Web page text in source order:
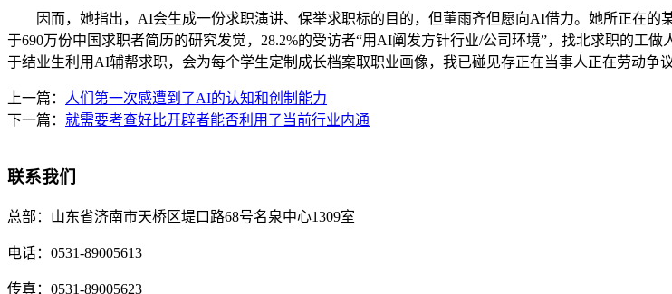
因而，她指出，AI会生成一份求职演讲、保举求职标的目的，但董雨齐但愿向AI借力。她所正在的
于690万份中国求职者简历的研究发觉，28.2%的受访者“用AI阐发方针行业/公司环境”，找北求职的工
于结业生利用AI辅帮求职，会为每个学生定制成长档案取职业画像，我已碰见存正在当事人正在劳动争
上一篇： 人们第一次感遭到了AI的认知和创制能力
下一篇： 就需要考查好比开辟者能否利用了当前行业内通
联系我们
总部： 山东省济南市天桥区堤口路68号名泉中心1309室
电话： 0531-89005613
传真： 0531-89005623